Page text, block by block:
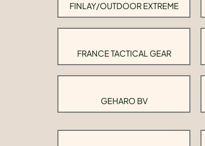
FINLAY/OUTDOOR EXTREME
FRANCE TACTICAL GEAR
GEHARO BV